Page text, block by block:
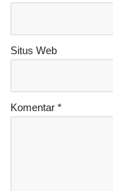
Situs Web
Komentar *